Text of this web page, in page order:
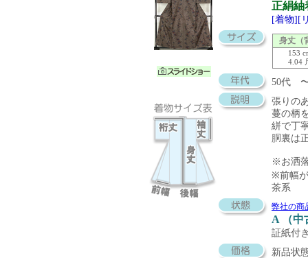
正絹紬
[着物][
身丈（
153
4.04
50代
張りの
蔓の柄
絣で丁
胴裏は
※お洒
※前幅
茶系
弊社の商
A （中
証紙付
新品状